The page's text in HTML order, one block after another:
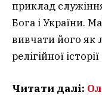
приклад
Бога і України.
вивчати його як
релігійної
Читати далі: